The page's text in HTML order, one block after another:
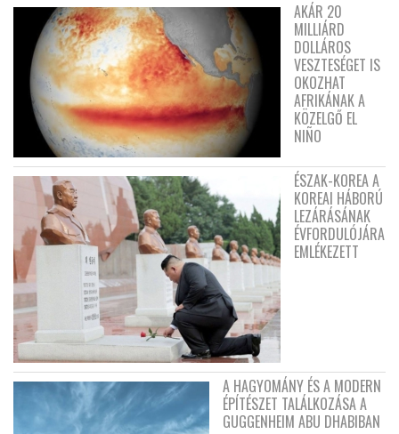
AKÁR 20
MILLIÁRD
DOLLÁROS
VESZTESÉGET IS
OKOZHAT
AFRIKÁNAK A
KÖZELGŐ EL
NIÑO
ÉSZAK-KOREA A
KOREAI HÁBORÚ
LEZÁRÁSÁNAK
ÉVFORDULÓJÁRA
EMLÉKEZETT
A HAGYOMÁNY ÉS A MODERN
ÉPÍTÉSZET TALÁLKOZÁSA A
GUGGENHEIM ABU DHABIBAN